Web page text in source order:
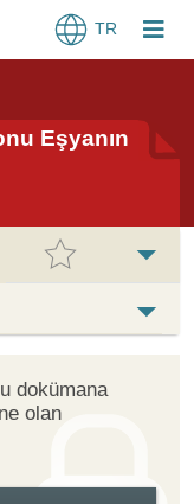
TR
Eşyanın
dokümana
olan